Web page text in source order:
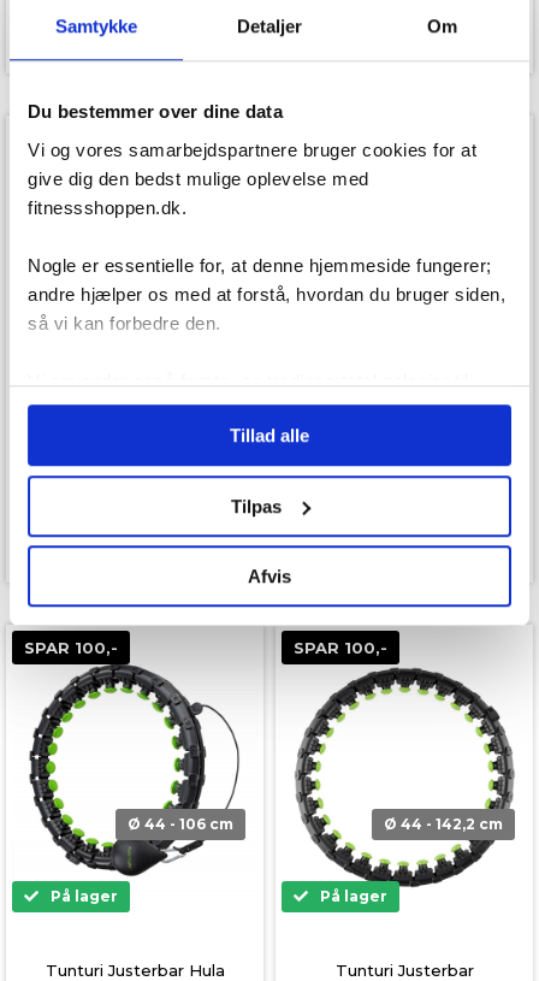
Samtykke Detaljer Om
Du bestemmer over dine data
Vi og vores samarbejdspartnere bruger cookies for at
give dig den bedst mulige oplevelse med
fitnessshoppen.dk.
Nogle er essentielle for, at denne hjemmeside fungerer;
andre hjælper os med at forstå, hvordan du bruger siden,
så vi kan forbedre den.
Vi anvender også første- og tredjepartsteknologier til
marketing formål. Klik på “Tillad alle” for at fortsætte som
angivet, eller klik på “Tilpas” for at vælge, hvilke typer
cookies du vil acceptere.
Tillad alle
Tilpas
Afvis
1.099,00 799,00kr.
Ø95 cm
På lager
Tunturi Funhop Trampolin -
95 cm
599,00kr.
På lager
Tunturi Håndtræner - Hård
129,00kr.
SPAR 100,-
Ø 44 - 106 cm
På lager
Tunturi Justerbar Hula
SPAR 100,-
Ø 44 - 142,2 cm
På lager
Tunturi Justerbar